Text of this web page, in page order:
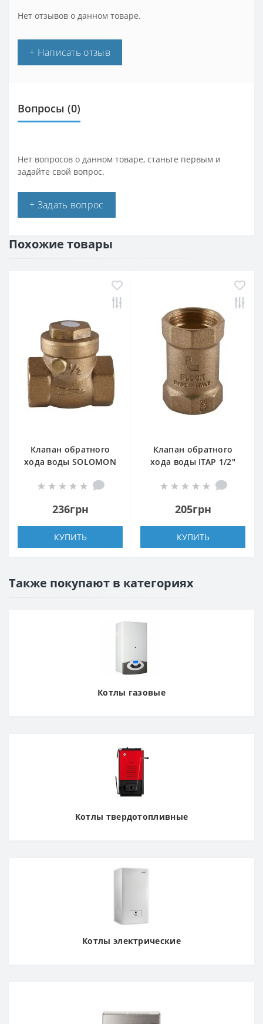
Нет отзывов о данном товаре.
+ Написать отзыв
Вопросы (0)
Нет вопросов о данном товаре, станьте первым и
задайте свой вопрос.
+ Задать вопрос
Похожие товары
Клапан обратного
хода воды SOLOMON
236грн
КУПИТЬ
Клапан обратного
хода воды ITAP 1/2″
205грн
КУПИТЬ
Также покупают в категориях
Котлы газовые
Котлы твердотопливные
Котлы электрические